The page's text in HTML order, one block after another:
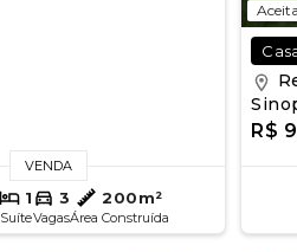
VENDA
1
Suíte
3
Vagas
200m²
Área Construída
R$